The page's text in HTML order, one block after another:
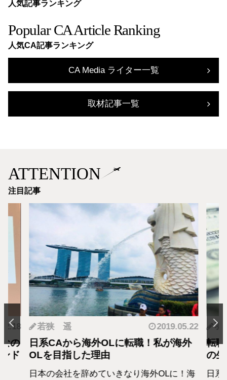
人気記事ランキング
Popular CA Article Ranking
人気CA記事ランキング
CA Media ライター一覧
取材記事一覧
ATTENTION
注目記事
の
ド
若狭 遥 2019.05.22
日系CAから海外OLに転職！私が海外
OLを目指した理由
日本の会社を辞めていきなり海外OLに！海
羽
転
の
日